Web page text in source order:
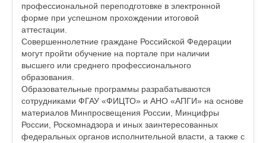
профессиональной переподготовке в электронной
форме при успешном прохождении итоговой
аттестации.
Совершеннолетние граждане Российской Федерации
могут пройти обучение на портале при наличии
высшего или среднего профессионального
образования.
Образовательные программы разрабатываются
сотрудниками ФГАУ «ФИЦТО» и АНО «АПГИ» на основе
материалов Минпросвещения России, Минцифры
России, Роскомнадзора и иных заинтересованных
федеральных органов исполнительной власти, а также с